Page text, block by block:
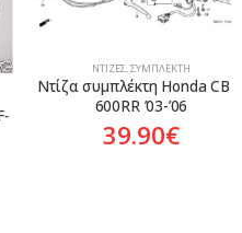
ΝΤΊΖΕΣ,ΣΥΜΠΛΈΚΤΗ
Ντίζα συμπλέκτη Honda CBR-
600RR ’03-’06
39.90€